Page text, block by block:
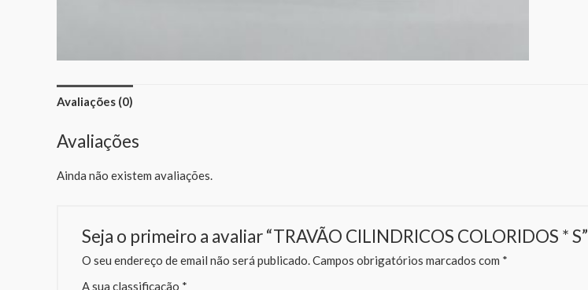
Avaliações (0)
Avaliações
Ainda não existem avaliações.
Seja o primeiro a avaliar “TRAVÃO CILINDRICOS COLORIDOS * S”
O seu endereço de email não será publicado.Campos obrigatórios marcados com *
A sua classificação *